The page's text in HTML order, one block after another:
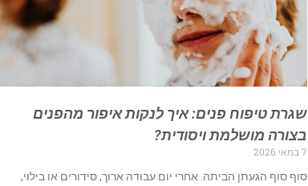
שגרת טיפוח פנים: איך לנקות איפור מהפנים
בצורה מושלמת ויסודית?
7 במאי 2026
סוף סוף הגעתן הביתה. אחרי יום עבודה ארוך, סידורים או בילוי,